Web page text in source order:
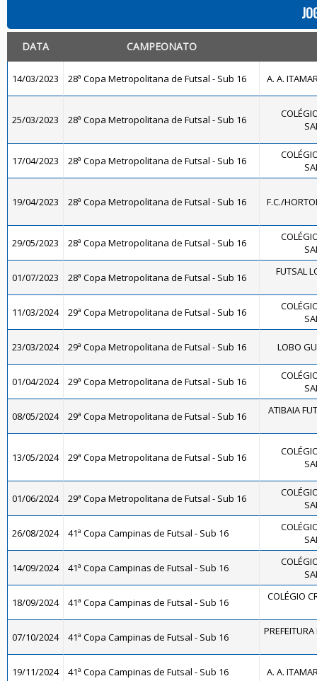
DATA CAMPEONATO
14/03/2023 28ª Copa Metropolitana de Futsal - Sub 16 A. A.
25/03/2023 28ª Copa Metropolitana de Futsal - Sub 16
17/04/2023 28ª Copa Metropolitana de Futsal - Sub 16
19/04/2023 28ª Copa Metropolitana de Futsal - Sub 16 F.C./
29/05/2023 28ª Copa Metropolitana de Futsal - Sub 16
01/07/2023 28ª Copa Metropolitana de Futsal - Sub 16 FUTSAL
11/03/2024 29ª Copa Metropolitana de Futsal - Sub 16
23/03/2024 29ª Copa Metropolitana de Futsal - Sub 16 LOBO
01/04/2024 29ª Copa Metropolitana de Futsal - Sub 16
08/05/2024 29ª Copa Metropolitana de Futsal - Sub 16 ATIBAIA
13/05/2024 29ª Copa Metropolitana de Futsal - Sub 16
01/06/2024 29ª Copa Metropolitana de Futsal - Sub 16
26/08/2024 41ª Copa Campinas de Futsal - Sub 16
14/09/2024 41ª Copa Campinas de Futsal - Sub 16
18/09/2024 41ª Copa Campinas de Futsal - Sub 16 COLÉGIO
07/10/2024 41ª Copa Campinas de Futsal - Sub 16
19/11/2024 41ª Copa Campinas de Futsal - Sub 16 A. A.